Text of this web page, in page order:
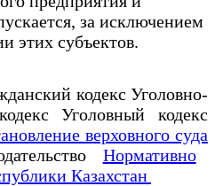
за исключением
этих субъектов.
кодекс Уголовно-
Уголовный кодекс
верховного суда
Нормативно
Казахстан